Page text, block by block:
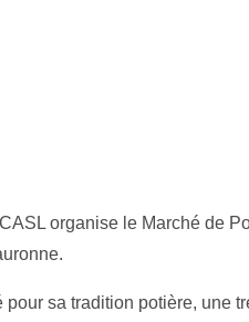
organise le Marché de
sa tradition potière, une